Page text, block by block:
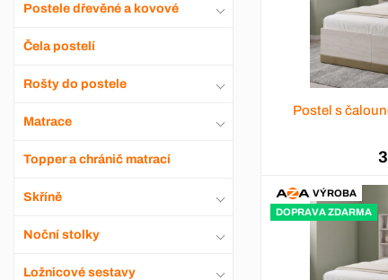
Postele dřevěné a kovové
Čela postelí
Rošty do postele
Matrace
Topper a chránič matrací
Skříně
Noční stolky
Ložnicové sestavy
Postel s
VÝROBA
DOPRAVA ZDARMA